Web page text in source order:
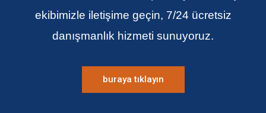
ekibimizle iletişime geçin, 7/24 ücretsiz
danışmanlık hizmeti sunuyoruz.
buraya tıklayın